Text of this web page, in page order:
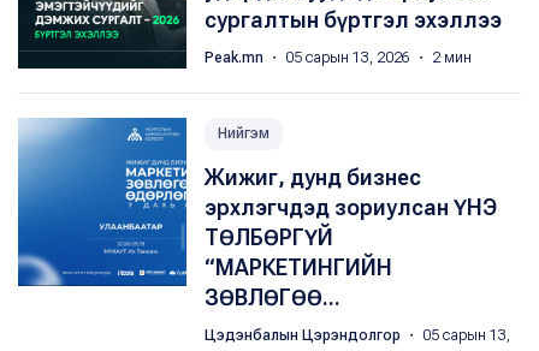
сургалтын бүртгэл эхэллээ
Peak.mn ・ 05 сарын 13, 2026 ・ 2 мин
Нийгэм
Жижиг, дунд бизнес
эрхлэгчдэд зориулсан ҮНЭ
ТӨЛБӨРГҮЙ
“МАРКЕТИНГИЙН
ЗӨВЛӨГӨӨ...
Цэдэнбалын Цэрэндолгор
・ 05 сарын 13,